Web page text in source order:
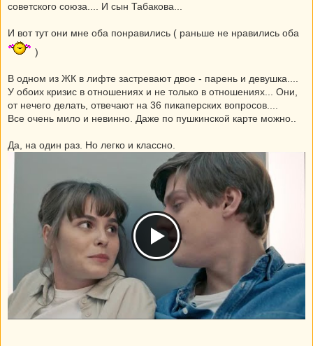
советского союза.... И сын Табакова...
И вот тут они мне оба понравились ( раньше не нравились оба
)
В одном из ЖК в лифте застревают двое - парень и девушка....
У обоих кризис в отношениях и не только в отношениях... Они,
от нечего делать, отвечают на 36 пикаперских вопросов....
Все очень мило и невинно. Даже по пушкинской карте можно..
Да, на один раз. Но легко и классно.